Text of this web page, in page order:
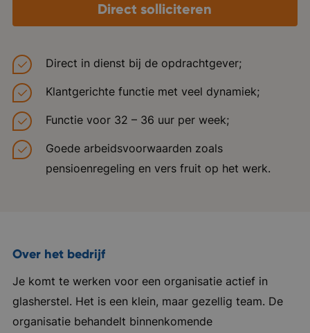
Direct solliciteren
Direct in dienst bij de opdrachtgever;
Klantgerichte functie met veel dynamiek;
Functie voor 32 – 36 uur per week;
Goede arbeidsvoorwaarden zoals
pensioenregeling en vers fruit op het werk.
Over het bedrijf
Je komt te werken voor een organisatie actief in
glasherstel. Het is een klein, maar gezellig team. De
organisatie behandelt binnenkomende